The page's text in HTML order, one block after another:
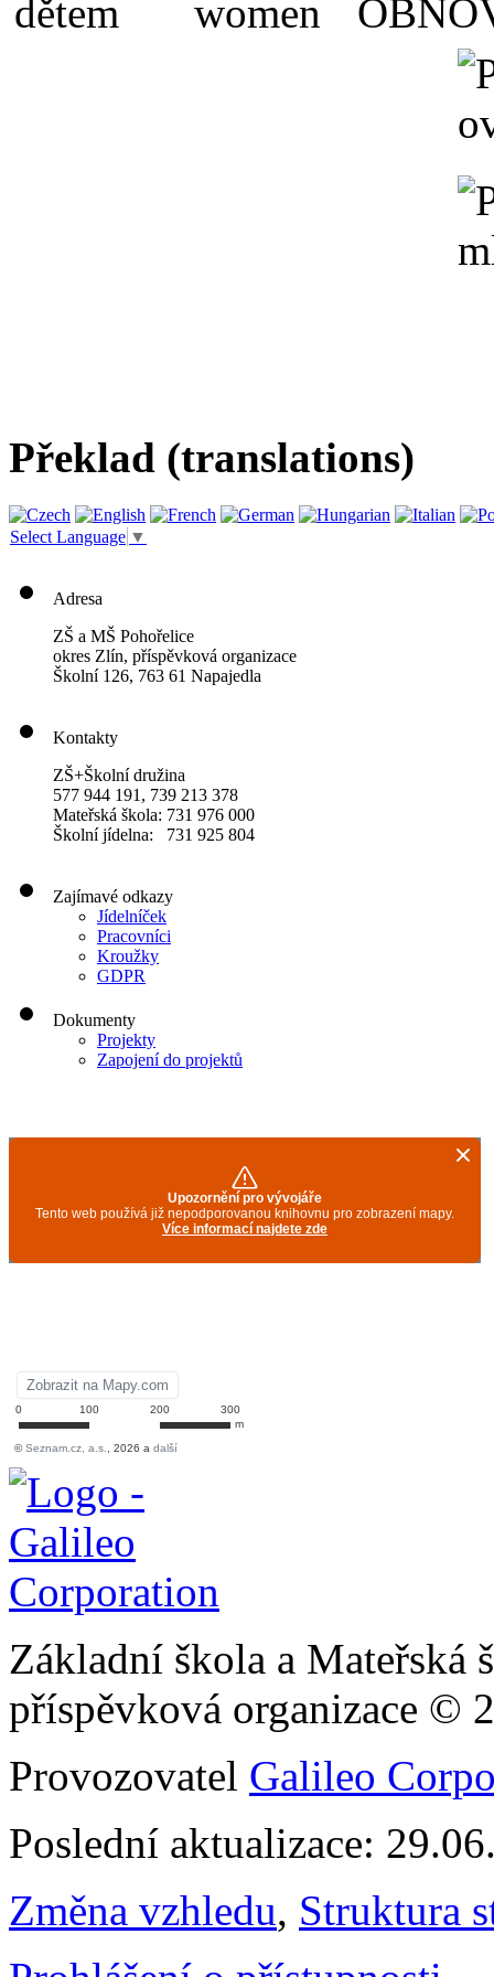
Překlad (translations)
Select Language ▼
Adresa
ZŠ a MŠ Pohořelice
okres Zlín, příspěvková organizace
Školní 126, 763 61 Napajedla
Kontakty
ZŠ+Školní družina
577 944 191, 739 213 378
Mateřská škola: 731 976 000
Školní jídelna: 731 925 804
Zajímavé odkazy
Jídelníček
Pracovníci
Kroužky
GDPR
Dokumenty
Projekty
Zapojení do projektů
Základní škola a Mateřská
příspěvková organizace ©
Provozovatel Galileo
Poslední aktualizace:
Změna vzhledu, Struktura